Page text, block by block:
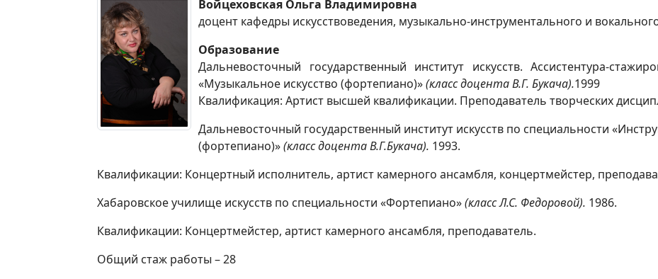
Войцеховская Ольга Владимировна
доцент кафедры искусствоведения, музыкально-инструментального и
Образование
Дальневосточный государственный институт искусств. Ассистентура-
«Музыкальное искусство (фортепиано)»(класс доцента В.Г. Букача).1999
Квалификация: Артист высшей квалификации. Преподаватель творческих
Дальневосточный государственный институт искусств по специальности
(фортепиано)»(класс доцента В.Г.Букача). 1993.
Квалификации: Концертный исполнитель, артист камерного ансамбля, концертмейстер,
Хабаровское училище искусств по специальности «Фортепиано»(класс Л.С. Федоровой). 1986.
Квалификации: Концертмейстер, артист камерного ансамбля, преподаватель.
Общий стаж работы – 28